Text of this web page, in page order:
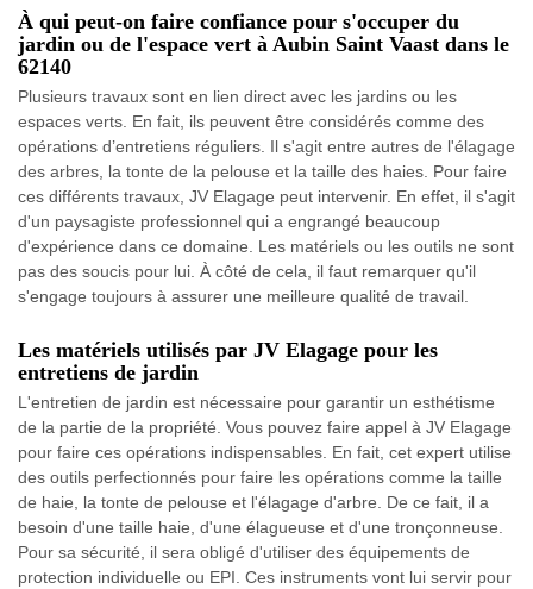
À qui peut-on faire confiance pour s'occuper du
jardin ou de l'espace vert à Aubin Saint Vaast dans le
62140
Plusieurs travaux sont en lien direct avec les jardins ou les
espaces verts. En fait, ils peuvent être considérés comme des
opérations d’entretiens réguliers. Il s'agit entre autres de l'élagage
des arbres, la tonte de la pelouse et la taille des haies. Pour faire
ces différents travaux, JV Elagage peut intervenir. En effet, il s'agit
d'un paysagiste professionnel qui a engrangé beaucoup
d'expérience dans ce domaine. Les matériels ou les outils ne sont
pas des soucis pour lui. À côté de cela, il faut remarquer qu'il
s'engage toujours à assurer une meilleure qualité de travail.
Les matériels utilisés par JV Elagage pour les
entretiens de jardin
L'entretien de jardin est nécessaire pour garantir un esthétisme
de la partie de la propriété. Vous pouvez faire appel à JV Elagage
pour faire ces opérations indispensables. En fait, cet expert utilise
des outils perfectionnés pour faire les opérations comme la taille
de haie, la tonte de pelouse et l'élagage d'arbre. De ce fait, il a
besoin d'une taille haie, d'une élagueuse et d'une tronçonneuse.
Pour sa sécurité, il sera obligé d'utiliser des équipements de
protection individuelle ou EPI. Ces instruments vont lui servir pour